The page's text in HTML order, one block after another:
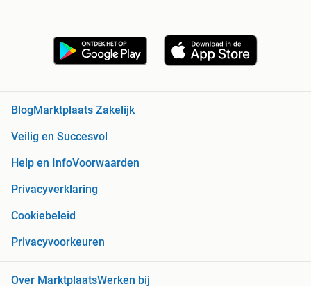
BlogMarktplaats Zakelijk
Veilig en Succesvol
Help en InfoVoorwaarden
Privacyverklaring
Cookiebeleid
Privacyvoorkeuren
Over MarktplaatsWerken bij